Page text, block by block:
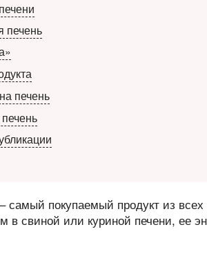
печень
печень
самый покупаемый продукт из
в свиной или куриной печени, ее